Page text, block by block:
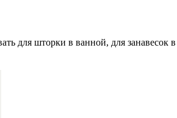
для шторки в ванной, для занавесок